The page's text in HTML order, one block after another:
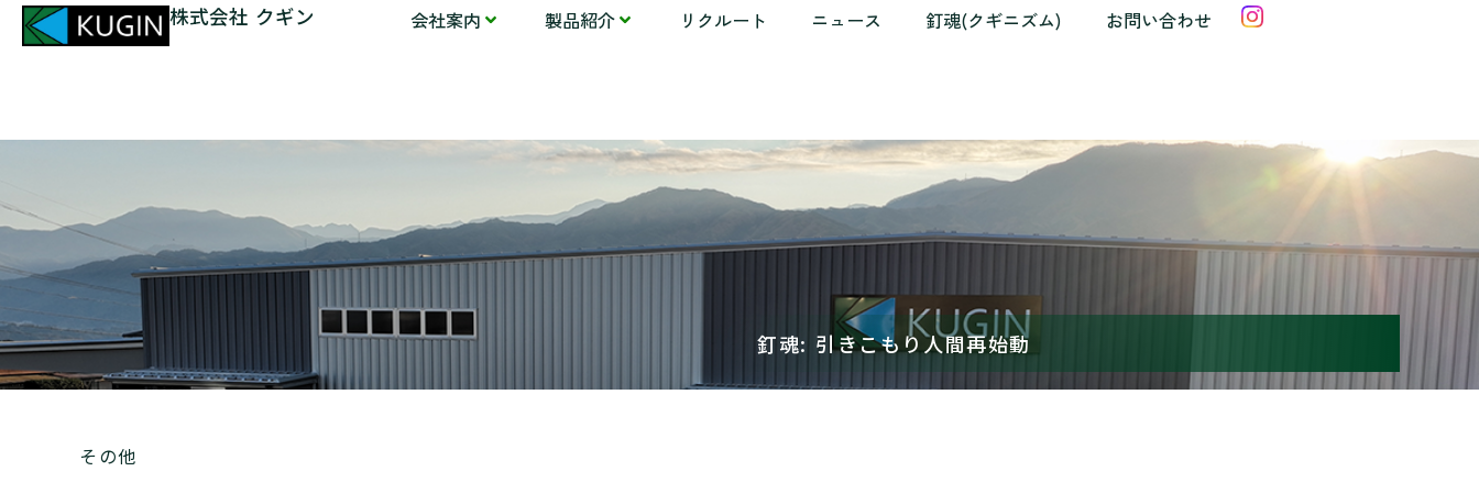
株式会社 クギン 会社案内 製品紹介 リクルート ニュース 釘魂(クギニズム) お問い合わせ
釘魂: 引きこもり人間再始動
その他